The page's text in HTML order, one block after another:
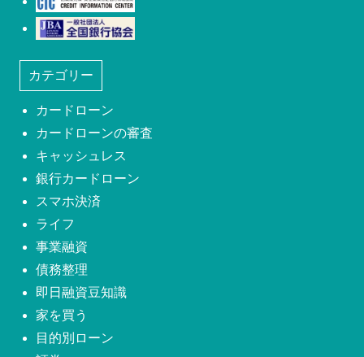
カテゴリー
カードローン
カードローンの審査
キャッシュレス
銀行カードローン
スマホ決済
ライフ
事業融資
債務整理
即日融資豆知識
家を買う
目的別ローン